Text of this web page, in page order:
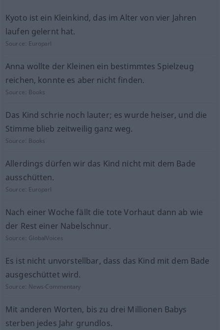
Kyoto ist ein Kleinkind, das im Alter von vier Jahren
laufen gelernt hat.
Source: Europarl
Anna wollte der Kleinen ein bestimmtes Spielzeug
reichen, konnte es aber nicht finden.
Source: Books
Das Kind schrie noch lauter; es wurde heiser, und die
Stimme blieb zeitweilig ganz weg.
Source: Books
Allerdings dürfen wir das Kind nicht mit dem Bade
ausschütten.
Source: Europarl
Nach einer Woche fällt die tote Vorhaut dann ab wie
der Rest einer Nabelschnur.
Source: GlobalVoices
Es ist nicht unvorstellbar, dass das Kind mit dem Bade
ausgeschüttet wird.
Source: News-Commentary
Mit anderen Worten, bis zu drei Millionen Babys
sterben jedes Jahr grundlos.